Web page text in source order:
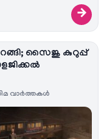
→
സൈജു കുറുപ്പ്
വാര്‍ത്തകള്‍